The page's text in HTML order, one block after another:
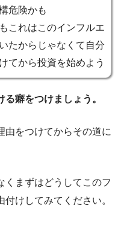
危険かも
これはこのインフルエ
たからじゃなくて自分
てから投資を始めよう
癖をつけましょう。
由をつけてからその道に
くまずはどうしてこのフ
けしてみてください。